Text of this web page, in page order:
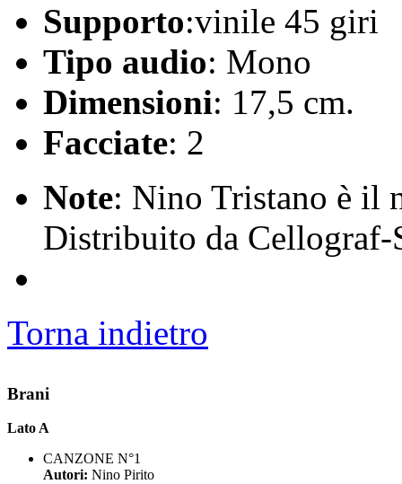
Supporto:vinile 45 giri
Tipo audio: Mono
Dimensioni: 17,5 cm.
Facciate: 2
Note: Nino Tristano è il
Distribuito da
Torna indietro
Brani
Lato A
CANZONE N°1
Autori: Nino Pirito